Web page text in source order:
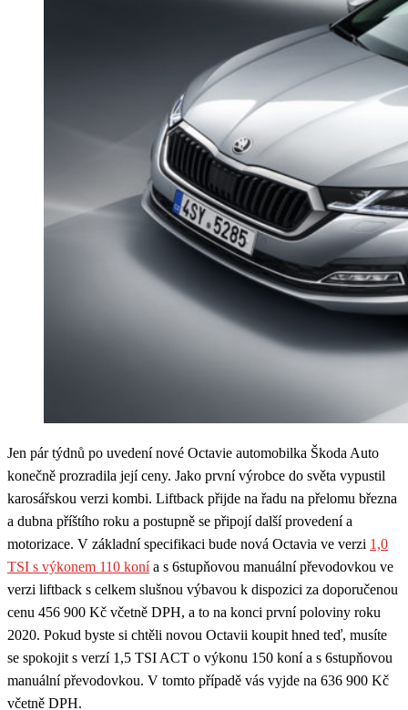
Jen pár týdnů po uvedení nové Octavie automobilka Škoda Auto
konečně prozradila její ceny. Jako první výrobce do světa vypustil
karosářskou verzi kombi. Liftback přijde na řadu na přelomu března
a dubna příštího roku a postupně se připojí další provedení a
motorizace. V základní specifikaci bude nová Octavia ve verzi 1,0
TSI s výkonem 110 konía s 6stupňovou manuální převodovkou ve
verzi liftback s celkem slušnou výbavou k dispozici za doporučenou
cenu 456 900 Kč včetně DPH, a to na konci první poloviny roku
2020. Pokud byste si chtěli novou Octavii koupit hned teď, musíte
se spokojit s verzí 1,5 TSI ACT o výkonu 150 koní a s 6stupňovou
manuální převodovkou. V tomto případě vás vyjde na 636 900 Kč
včetně DPH.